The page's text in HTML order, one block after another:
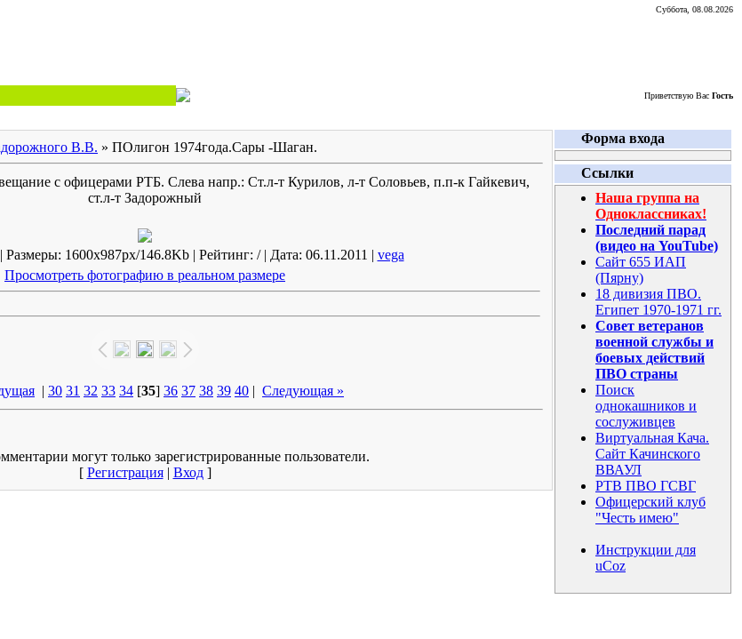
Суббота, 08.08.2026
Приветствую Вас Гость
В.В. » ПОлигон 1974года.Сары -Шаган.
с офицерами РТБ. Слева напр.: Ст.л-т Курилов, л-т Соловьев, п.п-к Гайкевич,
ст.л-т Задорожный
1600x987px/146.8Kb | Рейтинг: / | Дата: 06.11.2011 | vega
Просмотреть фотографию в реальном размере
| 30 31 32 33 34 [35] 36 37 38 39 40 | Следующая »
могут только зарегистрированные пользователи.
[ Регистрация| Вход]
Форма входа
Ссылки
Наша группа на
Одноклассниках!
Последний парад
(видео на YouTube)
Сайт 655 ИАП
(Пярну)
18 дивизия ПВО.
Египет 1970-1971 гг.
Совет ветеранов
военной службы и
боевых действий
ПВО страны
Поиск
однокашников и
сослуживцев
Виртуальная Кача.
Сайт Качинского
ВВАУЛ
РТВ ПВО ГСВГ
Офицерский клуб
"Честь имею"
Инструкции для
uCoz